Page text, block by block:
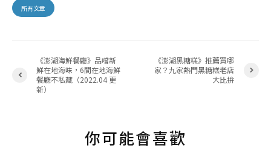
所有文章
《澎湖海鮮餐廳》品嚐新
鮮在地海味，6間在地海鮮
餐廳不私藏（2022.04 更
新）
《澎湖黑糖糕》推薦買哪
家？九家熱門黑糖糕老店
大比拚
你可能會喜歡